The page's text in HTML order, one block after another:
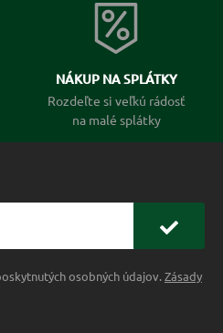
NÁKUP NA SPLÁTKY
Rozdeľte si veľkú rádosť
na malé splátky
osobných údajov.Zásady